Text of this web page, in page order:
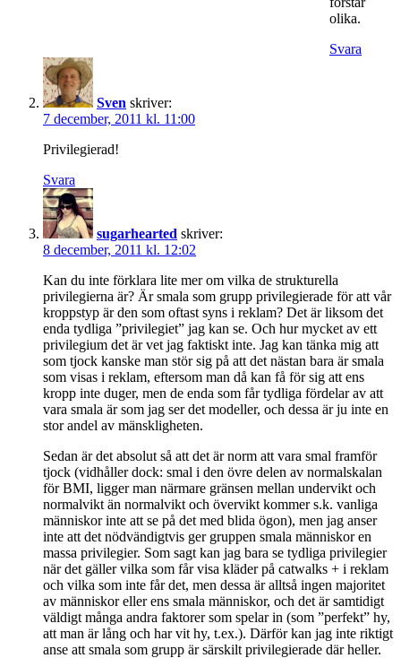
olika.
Svara
Sven skriver:
7 december, 2011 kl. 11:00
Privilegierad!
Svara
sugarhearted skriver:
8 december, 2011 kl. 12:02
Kan du inte förklara lite mer om vilka de strukturella
privilegierna är? Är smala som grupp privilegierade för att vår
kroppstyp är den som oftast syns i reklam? Det är liksom det
enda tydliga ”privilegiet” jag kan se. Och hur mycket av ett
privilegium det är vet jag faktiskt inte. Jag kan tänka mig att
som tjock kanske man stör sig på att det nästan bara är smala
som visas i reklam, eftersom man då kan få för sig att ens
kropp inte duger, men de enda som får tydliga fördelar av att
vara smala är som jag ser det modeller, och dessa är ju inte en
stor andel av mänskligheten.
Sedan är det absolut så att det är norm att vara smal framför
tjock (vidhåller dock: smal i den övre delen av normalskalan
för BMI, ligger man närmare gränsen mellan undervikt och
normalvikt än normalvikt och övervikt kommer s.k. vanliga
människor inte att se på det med blida ögon), men jag anser
inte att det nödvändigtvis ger gruppen smala människor en
massa privilegier. Som sagt kan jag bara se tydliga privilegier
när det gäller vilka som får visa kläder på catwalks + i reklam
och vilka som inte får det, men dessa är alltså ingen majoritet
av människor eller ens smala människor, och det är samtidigt
väldigt många andra faktorer som spelar in (som ”perfekt” hy,
att man är lång och har vit hy, t.ex.). Därför kan jag inte riktigt
anse att smala som grupp är särskilt privilegierade där heller.